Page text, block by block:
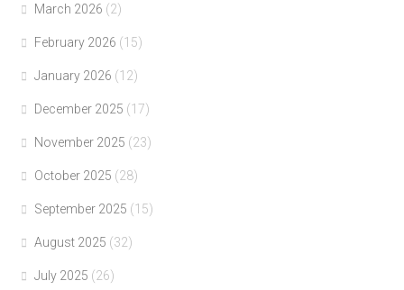
March 2026 (2)
February 2026 (15)
January 2026 (12)
December 2025 (17)
November 2025 (23)
October 2025 (28)
September 2025 (15)
August 2025 (32)
July 2025 (26)